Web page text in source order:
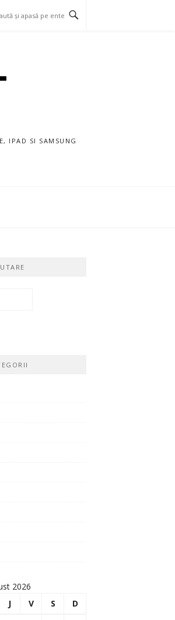
IPAD SI SAMSUNG
2026
J V S
D